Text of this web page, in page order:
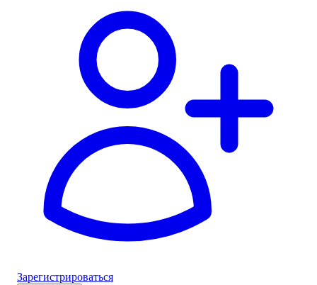
Зарегистрироваться